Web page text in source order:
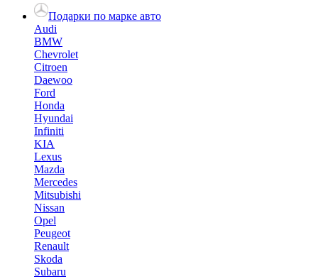
Подарки по марке авто
Audi
BMW
Chevrolet
Citroen
Daewoo
Ford
Honda
Hyundai
Infiniti
KIA
Lexus
Mazda
Mercedes
Mitsubishi
Nissan
Opel
Peugeot
Renault
Skoda
Subaru